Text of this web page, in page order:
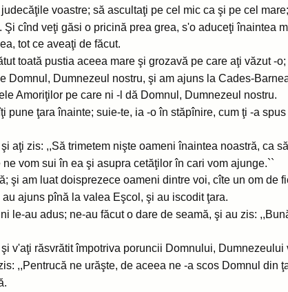
voastre; să ascultaţi pe cel mic ca şi pe cel
cînd veţi găsi o pricină prea grea, s'o aduceţi înaintea
tot ce aveaţi de făcut.
toată pustia aceea mare şi grozavă pe care aţi văzut -
Domnul, Dumnezeul nostru, şi am ajuns la Cades-
Amoriţilor pe care ni -l dă Domnul, Dumnezeul nostru.
pune ţara înainte; suie-te, ia -o în stăpînire, cum ţi -a
aţi zis: ,,Să trimetem nişte oameni înaintea noastră, ca
vom sui în ea şi asupra cetăţilor în cari vom ajunge.``
şi am luat doisprezece oameni dintre voi, cîte un om de
ajuns pînă la valea Eşcol, şi au iscodit ţara.
le-au adus; ne-au făcut o dare de seamă, şi au zis:
v'aţi răsvrătit împotriva poruncii Domnului, Dumnezeului
,,Pentrucă ne urăşte, de aceea ne -a scos Domnul din